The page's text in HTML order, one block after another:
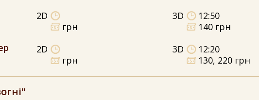
2D
грн
3D
12:50
140 грн
2D
грн
3D
12:20
130, 220 грн